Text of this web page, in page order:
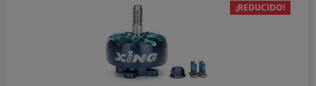
¡REDUCIDO!